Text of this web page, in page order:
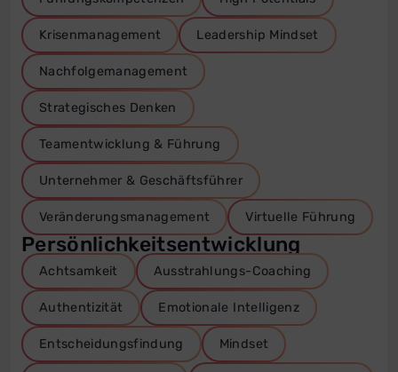
Krisenmanagement Leadership Mindset
Nachfolgemanagement
Strategisches Denken
Teamentwicklung & Führung
Unternehmer & Geschäftsführer
Veränderungsmanagement Virtuelle Führung
Persönlichkeitsentwicklung
Achtsamkeit Ausstrahlungs-Coaching
Authentizität Emotionale Intelligenz
Entscheidungsfindung Mindset